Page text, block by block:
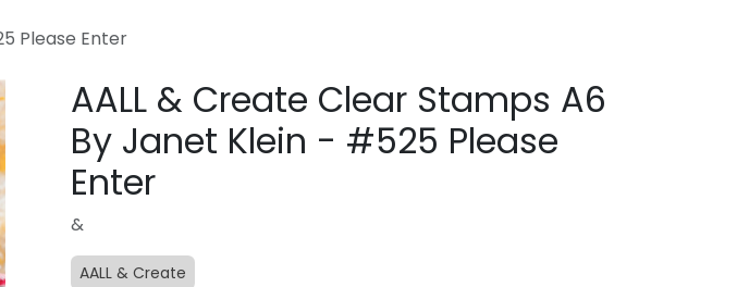
Please Enter
AALL & Create Clear Stamps A6
By Janet Klein - #525 Please
Enter
&
AALL & Create